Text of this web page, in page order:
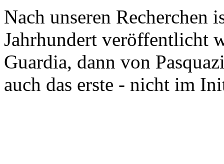
Nach unseren Recherchen
Jahrhundert veröffentlicht
Guardia, dann von
auch das erste - nicht im